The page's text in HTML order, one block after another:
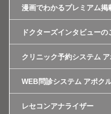
漫画でわかるプレミアム掲
ドクターズインタビューの
クリニック予約システム
WEB問診システム アポク
レセコンアナライザー